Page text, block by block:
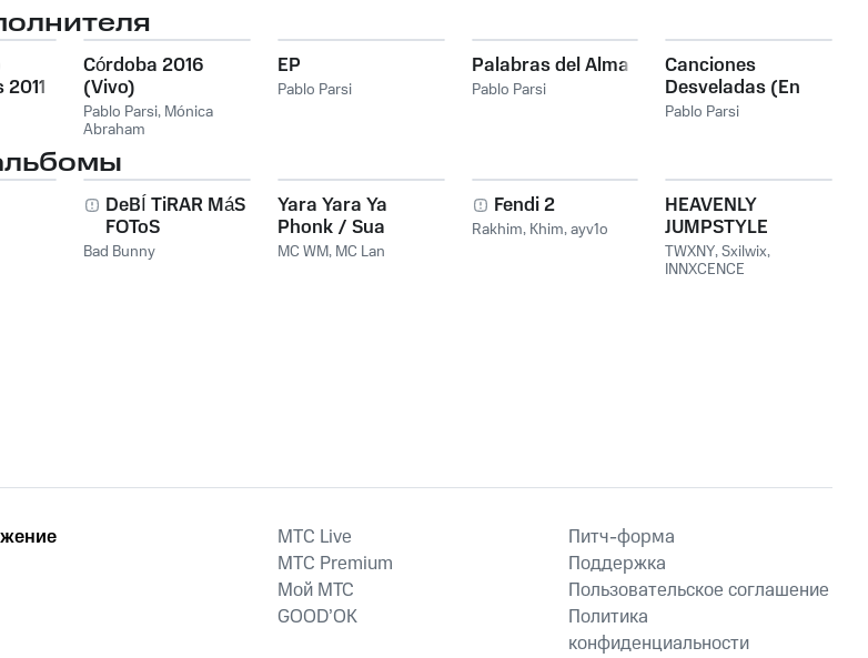
Córdoba 2016
(Vivo)
Pablo Parsi, Mónica
Abraham
EP
Pablo Parsi
Palabras del Alma
Pablo Parsi
Canciones
Desveladas (En
Vivo)
Pablo Parsi
DeBÍ TiRAR MáS
FOToS
Bad Bunny
Yara Yara Ya
Phonk / Sua
Amiga Eu Vou
MC WM, MC Lan
Fendi 2
Rakhim, Khim,ayv1o
HEAVENLY
JUMPSTYLE
TWXNY,Sxilwix,
INNXCENCE
MTС Live
MTС Premium
Мой МТС
GOOD’OK
Питч-форма
Поддержка
Пользовательское соглашение
Политика
конфиденциальности